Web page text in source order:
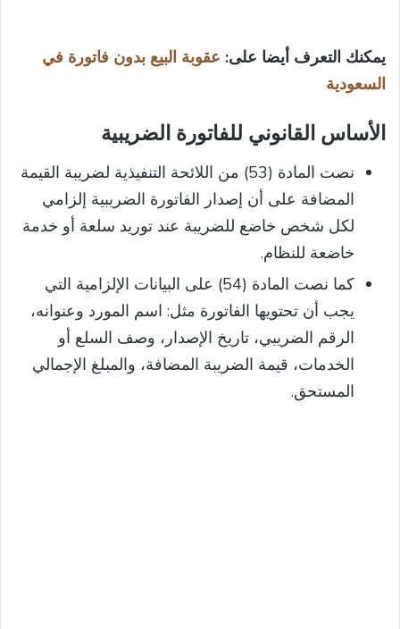
يمكنك التعرف أيضا على: عقوبة البيع بدون فاتورة في
السعودية
الأساس القانوني للفاتورة الضريبية
نصت المادة (53) من اللائحة التنفيذية لضريبة القيمة
المضافة على أن إصدار الفاتورة الضريبية إلزامي
لكل شخص خاضع للضريبة عند توريد سلعة أو خدمة
خاضعة للنظام.
كما نصت المادة (54) على البيانات الإلزامية التي
يجب أن تحتويها الفاتورة مثل: اسم المورد وعنوانه،
الرقم الضريبي، تاريخ الإصدار، وصف السلع أو
الخدمات، قيمة الضريبة المضافة، والمبلغ الإجمالي
المستحق.